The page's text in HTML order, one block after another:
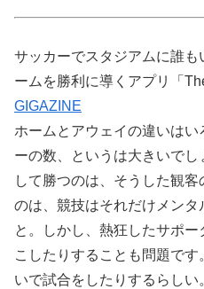
サッカーでスタジアムに誰
ームを勝利に導くアプリ「
GIGAZINE
ホームとアウェイの違いは
ーの数、というは大きいで
して勝つのは、そうした観
のは、競技はそれだけメンタ
と。しかし、熱狂したサポ
こしたりすることも問題で
いで試合をしたりするらし